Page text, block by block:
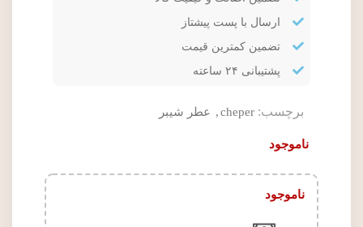
ارسال با پست پیشتاز
تضمین کمترین قیمت
پشتیبانی ۲۴ ساعته
برچسب: cheper
, عطر شیبر
ناموجود
ناموجود